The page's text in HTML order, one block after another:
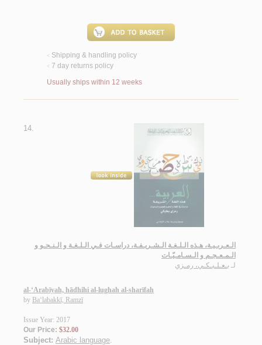
< Shipping & handling policy
< 7 day returns policy
Usually ships within 12 weeks
14.
الـعـربـيـة، هـذه الـلـغـة الـشـريـفـة، دراسـات فـي الـلـغـة و الـنـحـو و
الـمـعـجـم و الـسـامـيّـات
لـ بـعـلـبـكـي، رمـزي
al-‘Arabīyah, hādhihi al-lughah al-sharīfah
by Ba‘labakkī, Ramzī
Issue Year: 2017
Our Price: $32.00
Subject: Arabic language.